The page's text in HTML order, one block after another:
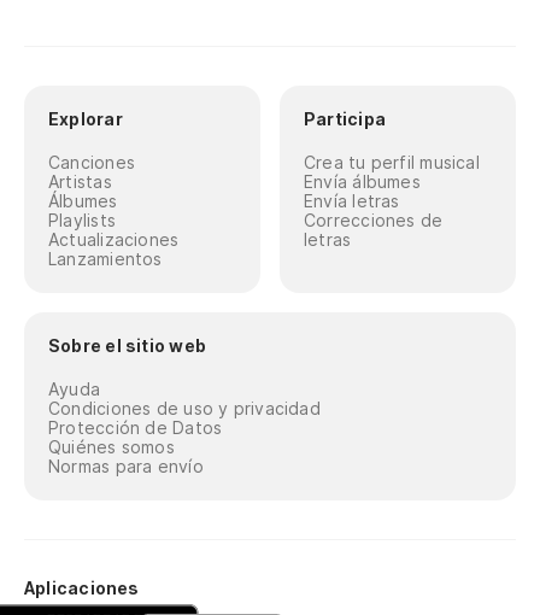
Explorar
Canciones
Artistas
Álbumes
Playlists
Actualizaciones
Lanzamientos
Participa
Crea tu perfil musical
Envía álbumes
Envía letras
Correcciones de
letras
Sobre el sitio web
Ayuda
Condiciones de uso y privacidad
Protección de Datos
Quiénes somos
Normas para envío
Aplicaciones